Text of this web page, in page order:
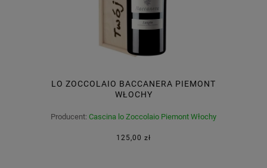
LO ZOCCOLAIO BACCANERA PIEMONT
WŁOCHY
Producent: Cascina lo Zoccolaio Piemont Włochy
125,00 zł